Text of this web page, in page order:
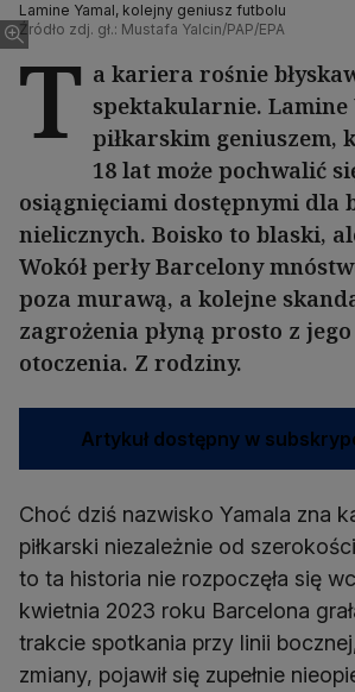
Lamine Yamal, kolejny geniusz futbolu
Źródło zdj. gł.: Mustafa Yalcin/PAP/EPA
T a kariera rośnie
spektakularnie. Lamine
piłkarskim geniuszem,
18 lat może pochwalić
osiągnięciami dostępnymi dla
nielicznych. Boisko to blaski,
Wokół perły Barcelony
poza murawą, a kolejne
zagrożenia płyną prosto z
otoczenia. Z rodziny.
Artykuł dostępny w
Choć dziś nazwisko Yamala zna
piłkarski niezależnie od
to ta historia nie rozpoczęła się
kwietnia 2023 roku Barcelona
trakcie spotkania przy linii
zmiany, pojawił się zupełnie